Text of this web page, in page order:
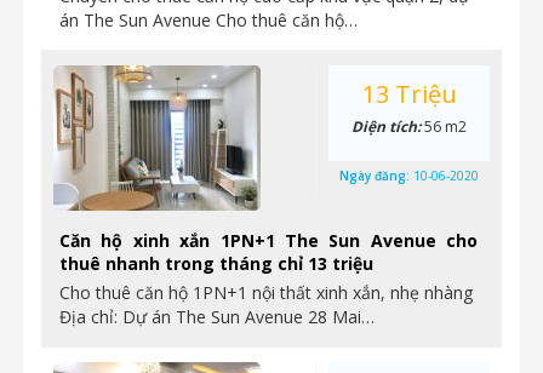
án The Sun Avenue Cho thuê căn hộ…
Căn hộ xinh xắn 1PN+1 The Sun Avenue cho
thuê nhanh trong tháng chỉ 13 triệu
Cho thuê căn hộ 1PN+1 nội thất xinh xắn, nhẹ nhàng
Địa chỉ: Dự án The Sun Avenue 28 Mai…
13 Triệu
Diện tích:56 m2
Ngày đăng: 10-06-2020